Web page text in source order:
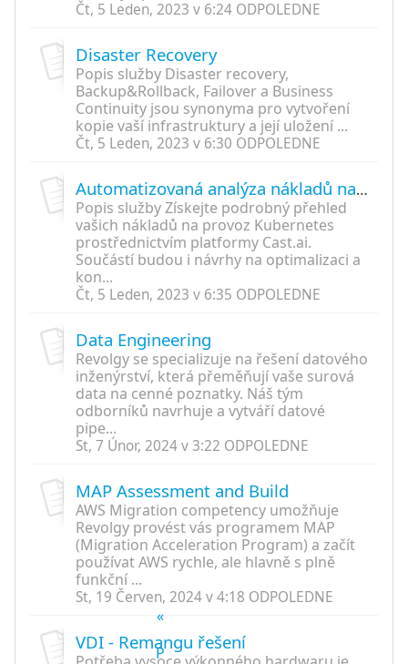
Čt, 5 Leden, 2023 v 6:24 ODPOLEDNE
Disaster Recovery
Popis služby Disaster recovery,
Backup&Rollback, Failover a Business
Continuity jsou synonyma pro vytvoření
kopie vaší infrastruktury a její uložení ...
Čt, 5 Leden, 2023 v 6:30 ODPOLEDNE
Automatizovaná analýza nákladů na Kubernetes a Security analýza
Popis služby Získejte podrobný přehled
vašich nákladů na provoz Kubernetes
prostřednictvím platformy Cast.ai.
Součástí budou i návrhy na optimalizaci a
kon...
Čt, 5 Leden, 2023 v 6:35 ODPOLEDNE
Data Engineering
Revolgy se specializuje na řešení datového
inženýrství, která přeměňují vaše surová
data na cenné poznatky. Náš tým
odborníků navrhuje a vytváří datové
pipe...
St, 7 Únor, 2024 v 3:22 ODPOLEDNE
MAP Assessment and Build
AWS Migration competency umožňuje
Revolgy provést vás programem MAP
(Migration Acceleration Program) a začít
používat AWS rychle, ale hlavně s plně
funkční ...
St, 19 Červen, 2024 v 4:18 ODPOLEDNE
VDI - Remangu řešení
«
P